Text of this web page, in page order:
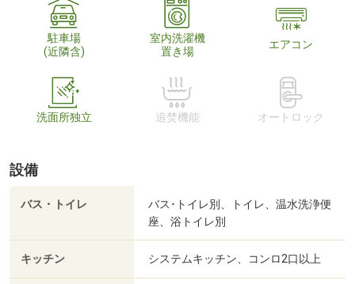
駐車場
(近隣含)
室内洗濯機
置き場
エアコン
洗面所独立 追焚機能 オートロック
設備
バス・トイレ
バス･トイレ別、トイレ、温水洗浄便
座、浴トイレ別
キッチン システムキッチン、コンロ2口以上